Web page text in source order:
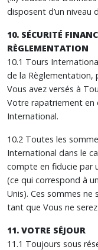
disposent d’un
10. SÉCURITÉ
RÈGLEMENTATION
10.1 Tours
de la Règlementation,
Vous avez versés à
Votre rapatriement en
International.
10.2 Toutes les
International dans le
compte en fiducie par
(ce qui correspond à
Unis). Ces sommes
tant que Vous ne
11. VOTRE SÉJOUR
11.1 Toujours sous